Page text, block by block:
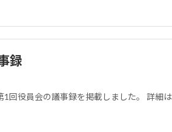
録
回役員会の議事録を掲載しました。 詳細は